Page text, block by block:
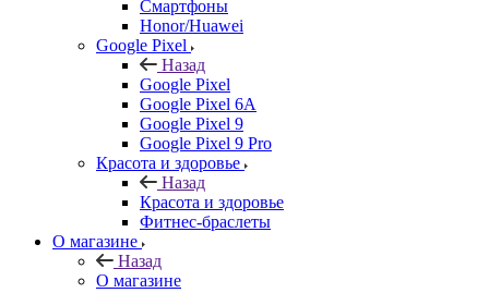
Смартфоны
Honor/Huawei
Google Pixel
Назад
Google Pixel
Google Pixel 6A
Google Pixel 9
Google Pixel 9 Pro
Красота и здоровье
Назад
Красота и здоровье
Фитнес-браслеты
О магазине
Назад
О магазине